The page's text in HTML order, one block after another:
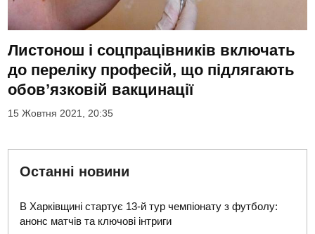
Листонош і соцпрацівників включать
до переліку професій, що підлягають
обов’язковій вакцинації
15 Жовтня 2021, 20:35
Останні новини
В Харківщині стартує 13-й тур чемпіонату з футболу:
анонс матчів та ключові інтриги